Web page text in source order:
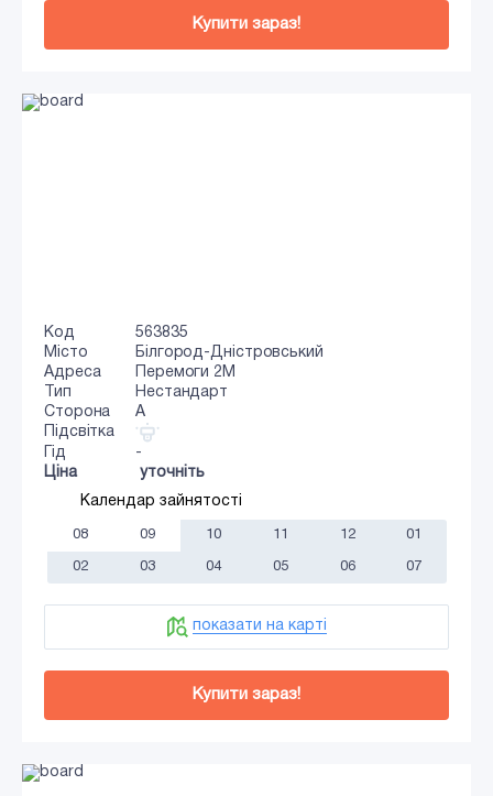
Купити зараз!
Код
563835
Місто
Білгород-Дністровський
Адреса
Перемоги 2М
Тип
Нестандарт
Сторона
A
Підсвітка
Гід
-
Ціна
уточніть
Календар зайнятості
08 09 10 11 12 01
02 03 04 05 06 07
показати на карті
Купити зараз!